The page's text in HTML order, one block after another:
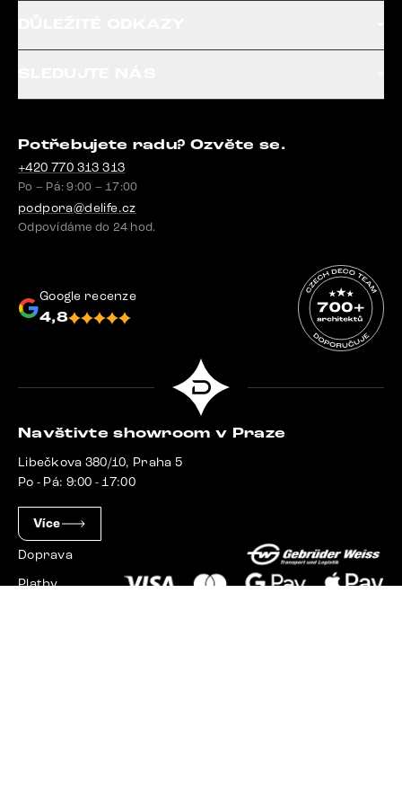
Potřebujete radu? Ozvěte se.
+420 770 313 313
Po – Pá: 9:00 – 17:00
podpora@delife.cz
Odpovídáme do 24 hod.
Google recenze
4,8
Navštivte showroom v Praze
Libečkova 380/10, Praha 5
Po - Pá: 9:00 - 17:00
Více
Doprava
Platby